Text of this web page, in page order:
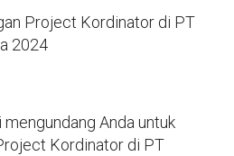
Project Kordinator di PT
2024
Anda untuk
Kordinator di PT